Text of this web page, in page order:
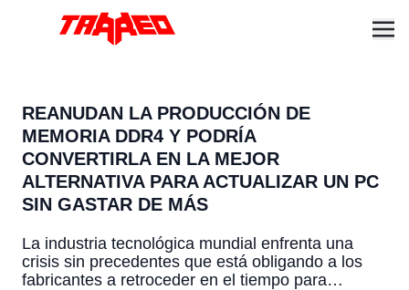
REANUDAN LA PRODUCCIÓN DE
MEMORIA DDR4 Y PODRÍA
CONVERTIRLA EN LA MEJOR
ALTERNATIVA PARA ACTUALIZAR UN PC
SIN GASTAR DE MÁS
La industria tecnológica mundial enfrenta una
crisis sin precedentes que está obligando a los
fabricantes a retroceder en el tiempo para